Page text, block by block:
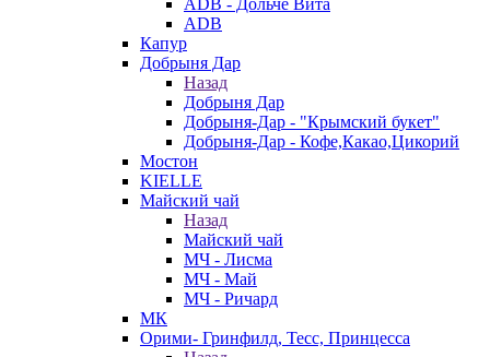
ADB - Дольче Вита
ADB
Капур
Добрыня Дар
Назад
Добрыня Дар
Добрыня-Дар - "Крымский букет"
Добрыня-Дар - Кофе,Какао,Цикорий
Мостон
KIELLE
Майский чай
Назад
Майский чай
МЧ - Лисма
МЧ - Май
МЧ - Ричард
МК
Орими- Гринфилд, Тесс, Принцесса